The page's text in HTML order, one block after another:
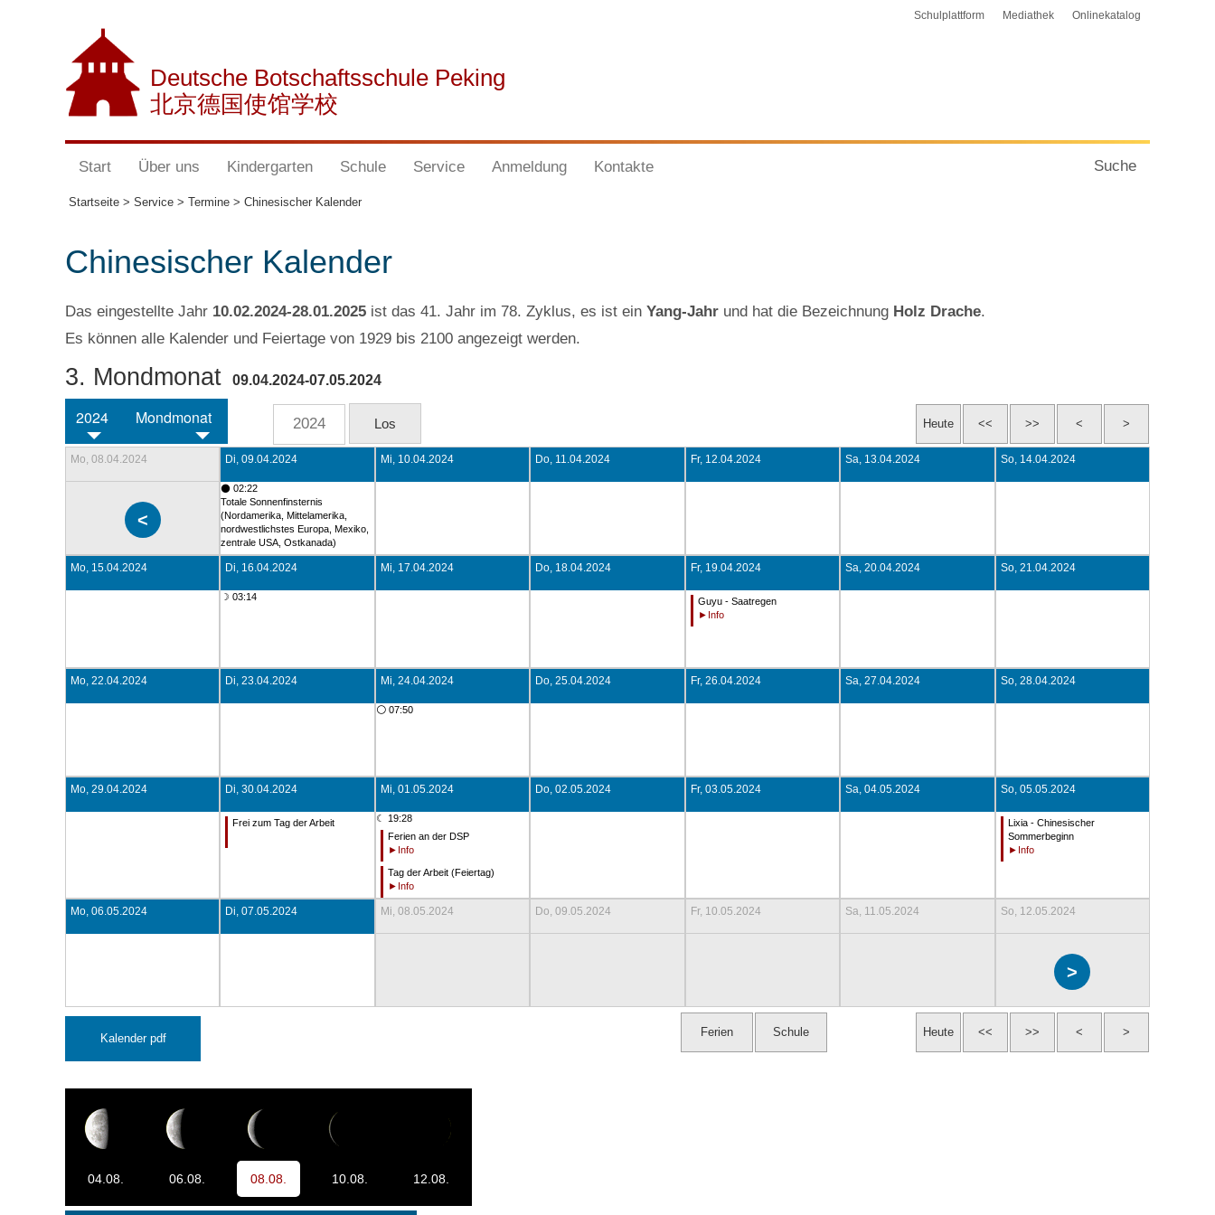
Onlinekatalog
Mediathek
Schulplattform
Deutsche Botschaftsschule Peking
北京德国使馆学校
Start Über uns Kindergarten Schule Service Anmeldung Kontakte Suche
Startseite > Service > Termine > Chinesischer Kalender
Chinesischer Kalender
Das eingestellte Jahr 10.02.2024-28.01.2025 ist das 41. Jahr im 78. Zyklus, es ist ein Yang-Jahr und hat die Bezeichnung Holz Drache.
Es können alle Kalender und Feiertage von 1929 bis 2100 angezeigt werden.
3. Mondmonat 09.04.2024-07.05.2024
2024 Mondmonat
Mo, 08.04.2024 Di, 09.04.2024
⚫ 02:22
Totale Sonnenfinsternis
(Nordamerika, Mittelamerika,
nordwestlichstes Europa, Mexiko,
zentrale USA, Ostkanada)
Mi, 10.04.2024 Do, 11.04.2024 Fr, 12.04.2024 Sa, 13.04.2024 So, 14.04.2024
Mo, 15.04.2024 Di, 16.04.2024
☽ 03:14
Mi, 17.04.2024 Do, 18.04.2024 Fr, 19.04.2024
Guyu - Saatregen
Sa, 20.04.2024 So, 21.04.2024
Mo, 22.04.2024 Di, 23.04.2024 Mi, 24.04.2024
⚪ 07:50
Do, 25.04.2024 Fr, 26.04.2024 Sa, 27.04.2024 So, 28.04.2024
Mo, 29.04.2024 Di, 30.04.2024
Frei zum Tag der Arbeit
Mi, 01.05.2024
☾ 19:28
Ferien an der DSP
Tag der Arbeit (Feiertag)
Do, 02.05.2024 Fr, 03.05.2024 Sa, 04.05.2024 So, 05.05.2024
Lixia - Chinesischer
Sommerbeginn
Mo, 06.05.2024 Di, 07.05.2024 Mi, 08.05.2024 Do, 09.05.2024 Fr, 10.05.2024 Sa, 11.05.2024 So, 12.05.2024
Kalender pdf
04.08. 06.08. 08.08. 10.08. 12.08.